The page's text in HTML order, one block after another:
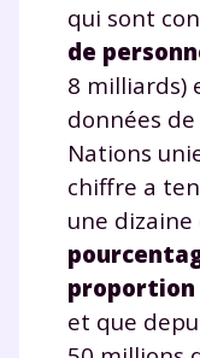
qui sont
de
8 milliards)
données de
Nations
chiffre a
une
proportion
et que